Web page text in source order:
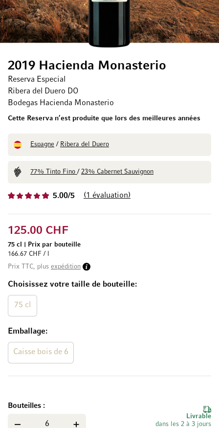
5.00/5 1 évaluation
2019 Hacienda Monasterio
Reserva Especial
Ribera del Duero DO
Bodegas Hacienda Monasterio
Cette Reserva n’est produite que lors des meilleures années
Espagne / Ribera del Duero
77% Tinto Fino/ 23% Cabernet Sauvignon
Choisissez votre taille de bouteille
75 cl
Emballage
Caisse bois de 6
125.00 CHF
75 cl
Prix par bouteille
166.67 CHF / l
Prix TTC, plus expédition
Livrable
dans les 2 à 3 jours
Bouteilles